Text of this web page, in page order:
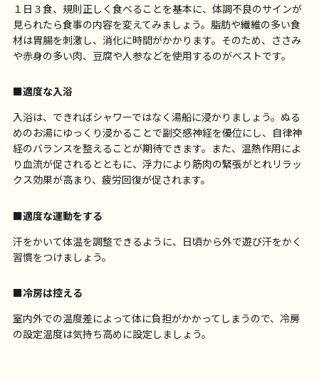
１日３食、規則正しく食べることを基本に、体調不良のサインが
見られたら食事の内容を変えてみましょう。脂肪や繊維の多い食
材は胃腸を刺激し、消化に時間がかかります。そのため、ささみ
や赤身の多い肉、豆腐や人参などを使用するのがベストです。
■適度な入浴
入浴は、できればシャワーではなく湯船に浸かりましょう。ぬる
めのお湯にゆっくり浸かることで副交感神経を優位にし、自律神
経のバランスを整えることが期待できます。また、温熱作用によ
り血流が促されるとともに、浮力により筋肉の緊張がとれリラッ
クス効果が高まり、疲労回復が促されます。
■適度な運動をする
汗をかいて体温を調整できるように、日頃から外で遊び汗をかく
習慣をつけましょう。
■冷房は控える
室内外での温度差によって体に負担がかかってしまうので、冷房
の設定温度は気持ち高めに設定しましょう。